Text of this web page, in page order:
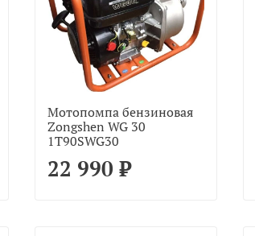
Мотопомпа бензиновая
Zongshen WG 30
1T90SWG30
22 990 ₽